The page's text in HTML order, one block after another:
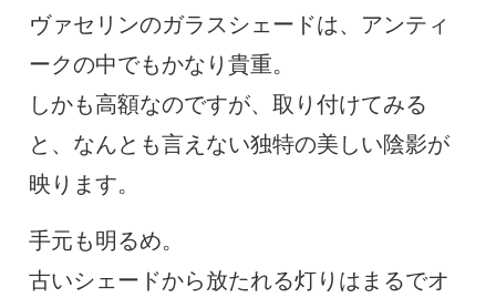
ヴァセリンのガラスシェードは、アンティ
ークの中でもかなり貴重。
しかも高額なのですが、取り付けてみる
と、なんとも言えない独特の美しい陰影が
映ります。
手元も明るめ。
古いシェードから放たれる灯りはまるでオ